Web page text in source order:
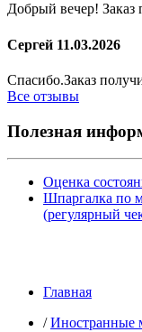
Добрый вечер! Заказ
Сергей 11.03.2026
Спасибо.Заказ
Все отзывы
Полезная
Оценка
Шпаргалка по
(регулярный
Главная
/Иностранные